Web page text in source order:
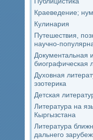
Краеведение;
Кулинария
Путешествия,
научно-
Документальная и
биографическая
Духовная
эзотерика
Детская
Литература на
Кыргызстана
Литература
дальнего